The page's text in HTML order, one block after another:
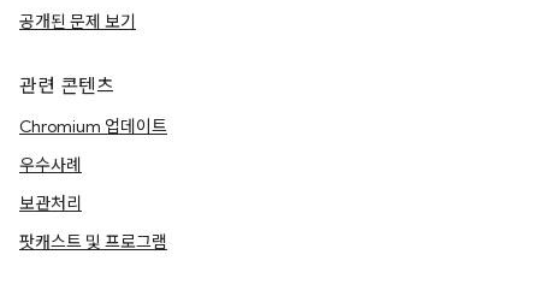
공개된 문제 보기
관련 콘텐츠
Chromium 업데이트
우수사례
보관처리
팟캐스트 및 프로그램